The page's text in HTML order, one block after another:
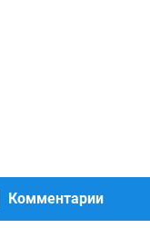
Комментарии